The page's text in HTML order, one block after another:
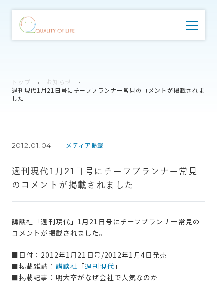
トップ
お知らせ
週刊現代1月21日号にチーフプランナー常見のコメントが掲載されま
した
2012.01.04 メディア掲載
週刊現代1月21日号にチーフプランナー常見
のコメントが掲載されました
講談社「週刊現代」1月21日号にチーフプランナー常見の
コメントが掲載されました。
■日付：2012年1月21日号/2012年1月4日発売
■掲載雑誌： 講談社 「週刊現代 」
■掲載記事：明大卒がなぜ会社で人気なのか